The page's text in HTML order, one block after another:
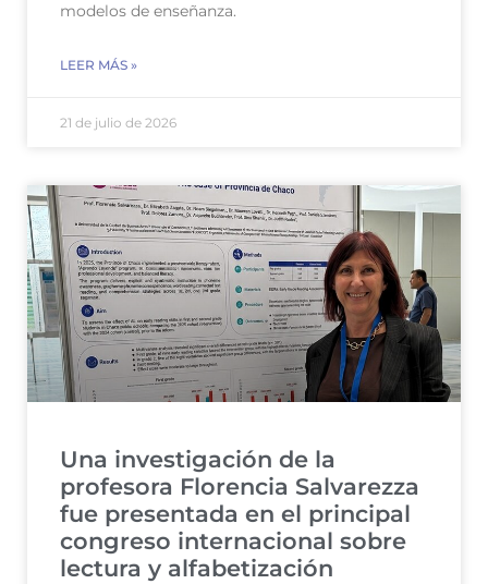
modelos de enseñanza.
LEER MÁS »
21 de julio de 2026
Una investigación de la
profesora Florencia Salvarezza
fue presentada en el principal
congreso internacional sobre
lectura y alfabetización